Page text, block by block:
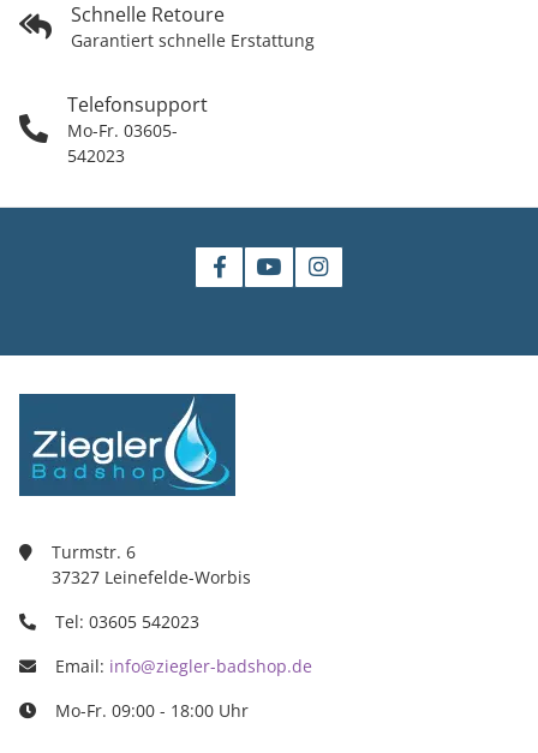
Schnelle Retoure
Garantiert schnelle Erstattung
Telefonsupport
Mo-Fr. 03605-
542023
Turmstr. 6
37327 Leinefelde-Worbis
Tel: 03605 542023
Email: info@ziegler-badshop.de
Mo-Fr. 09:00 - 18:00 Uhr